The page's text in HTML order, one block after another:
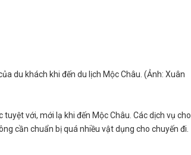
du khách khi đến du lịch Mộc Châu. (Ảnh: Xuân
với, mới lạ khi đến Mộc Châu. Các dịch vụ cho
cần chuẩn bị quá nhiều vật dụng cho chuyến đi.